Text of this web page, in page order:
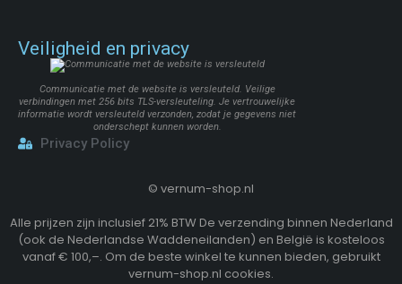
Veiligheid en privacy
Communicatie met de website is versleuteld. Veilige
verbindingen met 256 bits TLS-versleuteling. Je vertrouwelijke
informatie wordt versleuteld verzonden, zodat je gegevens niet
onderschept kunnen worden.
Privacy Policy
© vernum-shop.nl
Alle prijzen zijn inclusief 21% BTW De verzending binnen Nederland
(ook de Nederlandse Waddeneilanden) en België is kosteloos
vanaf € 100,–. Om de beste winkel te kunnen bieden, gebruikt
vernum-shop.nl cookies.